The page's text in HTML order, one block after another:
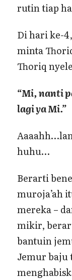
rutin tiap
Di hari ke-
minta
Thoriq
“Mi, nanti
lagi ya Mi.”
huhu…
Berarti
muroja’ah
mereka –
mikir,
bantuin
Jemur baju